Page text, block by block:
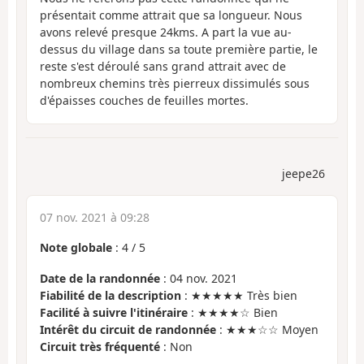
présentait comme attrait que sa longueur. Nous
avons relevé presque 24kms. A part la vue au-
dessus du village dans sa toute première partie, le
reste s'est déroulé sans grand attrait avec de
nombreux chemins très pierreux dissimulés sous
d'épaisses couches de feuilles mortes.
jeepe26
07 nov. 2021 à 09:28
Note globale : 4 / 5
Date de la randonnée : 04 nov. 2021
Fiabilité de la description : ★★★★★ Très bien
Facilité à suivre l'itinéraire : ★★★★☆ Bien
Intérêt du circuit de randonnée : ★★★☆☆ Moyen
Circuit très fréquenté : Non